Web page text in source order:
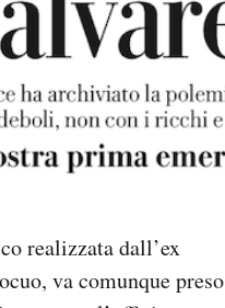
realizzata dall’ex
va comunque preso